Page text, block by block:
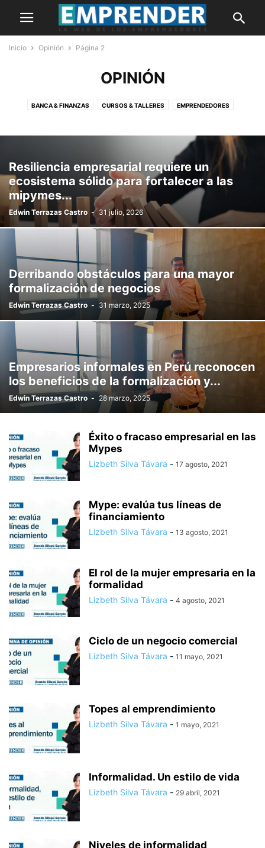
Inicio Opinión Página 2
OPINIÓN
BANCA & FINANZAS CURSOS & TALLERES EMPRENDEDORES
NOTICIAS OPINIÓN PORTADA
Resiliencia empresarial requiere un
ecosistema sólido para fortalecer a las
mipymes...
Edwin Terrazas Castro - 31 julio, 2026
Derribando obstáculos para una mayor
formalización de negocios
Edwin Terrazas Castro - 31 marzo, 2025
Empresarios informales en Perú reconocen
los beneficios de la formalización y...
Edwin Terrazas Castro - 28 marzo, 2025
Éxito o fracaso empresarial en las
Mypes
Lizbeth Silva Távara - 17 agosto, 2021
Mype: evalúa tus líneas de
financiamiento
Lizbeth Silva Távara - 13 agosto, 2021
El rol de la mujer empresaria en la
formalidad
Lizbeth Silva Távara - 4 agosto, 2021
Ciclo de un negocio comercial
Lizbeth Silva Távara - 11 mayo, 2021
Topes al emprendimiento
Lizbeth Silva Távara - 1 mayo, 2021
Informalidad. Un estilo de vida
Lizbeth Silva Távara - 29 abril, 2021
Niveles de informalidad